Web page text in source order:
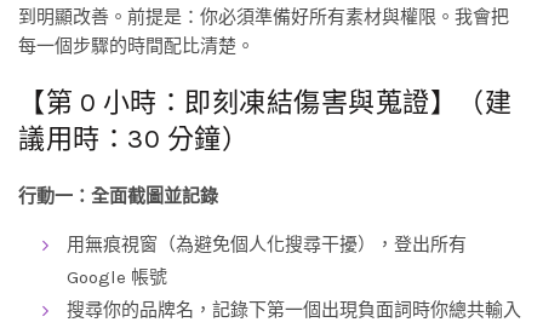
到明顯改善。前提是：你必須準備好所有素材與權限。我會把
每一個步驟的時間配比清楚。
【第 0 小時：即刻凍結傷害與蒐證】（建
議用時：30 分鐘）
行動一：全面截圖並記錄
用無痕視窗（為避免個人化搜尋干擾），登出所有
Google 帳號
搜尋你的品牌名，記錄下第一個出現負面詞時你總共輸入